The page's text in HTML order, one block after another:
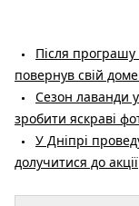
Після програшу
повернув свій
Сезон лаванди
зробити яскраві
У Дніпрі
долучитися до акції